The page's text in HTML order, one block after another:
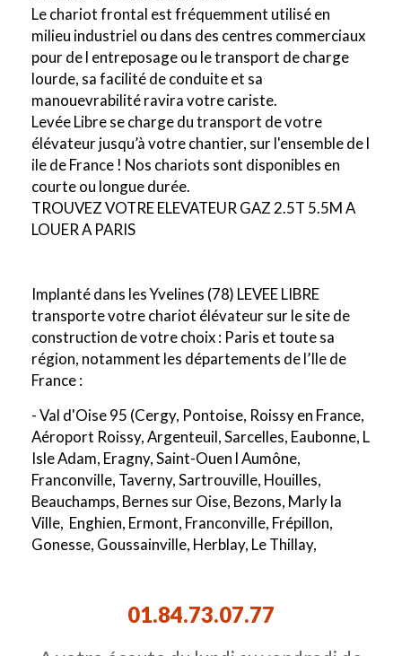
Le chariot frontal est fréquemment utilisé en
milieu industriel ou dans des centres commerciaux
pour de l entreposage ou le transport de charge
lourde, sa facilité de conduite et sa
manouevrabilité ravira votre cariste.
Levée Libre se charge du transport de votre
élévateur jusqu’à votre chantier, sur l'ensemble de l
ile de France ! Nos chariots sont disponibles en
courte ou longue durée.
TROUVEZ VOTRE ELEVATEUR GAZ 2.5T 5.5M A
LOUER A PARIS
Implanté dans les Yvelines (78) LEVEE LIBRE
transporte votre chariot élévateur sur le site de
construction de votre choix : Paris et toute sa
région, notamment les départements de l’Ile de
France :
- Val d'Oise 95 (Cergy, Pontoise, Roissy en France,
Aéroport Roissy, Argenteuil, Sarcelles, Eaubonne, L
Isle Adam, Eragny, Saint-Ouen l Aumône,
Franconville, Taverny, Sartrouville, Houilles,
Beauchamps, Bernes sur Oise, Bezons, Marly la
Ville, Enghien, Ermont, Franconville, Frépillon,
Gonesse, Goussainville, Herblay, Le Thillay,
Champigny sur marne, Alfortville, Arcueil, Boissy
01.84.73.07.77